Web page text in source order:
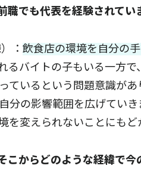
職でも代表を経験されて
： 飲食店の環境を自分の
るバイトの子もいる一方
ているという問題意識が
分の影響範囲を広げてい
を変えられないことにもど
こからどのような経緯で